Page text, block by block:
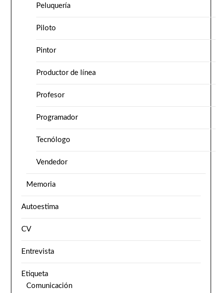
Peluquería
Piloto
Pintor
Productor de línea
Profesor
Programador
Tecnólogo
Vendedor
Memoria
Autoestima
CV
Entrevista
Etiqueta
Comunicación